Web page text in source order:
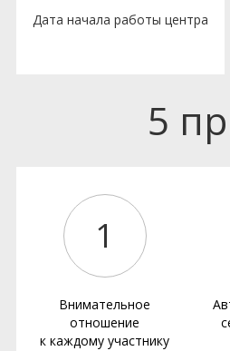
Дата начала работы центра
5
1
Внимательное
отношение
к каждому участнику